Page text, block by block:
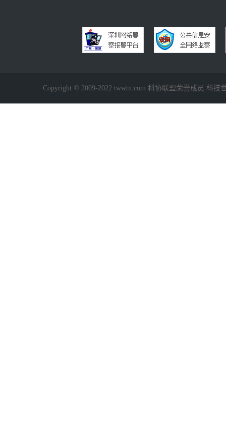
Copyright © 2009-2022 twwtn.com 科协联盟荣誉成员 科